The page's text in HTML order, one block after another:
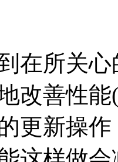
在所关
改善性
更新操